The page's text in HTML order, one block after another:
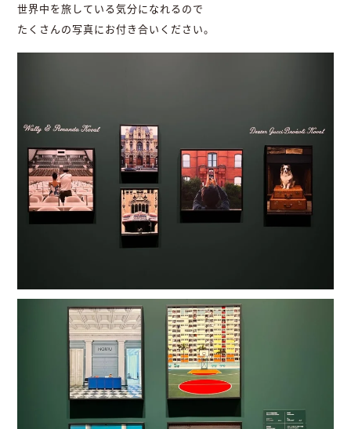
世界中を旅している気分になれるので
たくさんの写真にお付き合いください。